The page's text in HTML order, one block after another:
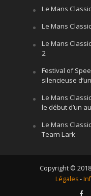
Le Mans
Le Mans
Le Mans
2
Festival of
silencieuse
Le Mans
le début d’un
Le Mans
Team Lark
Copyright ©
Légales-